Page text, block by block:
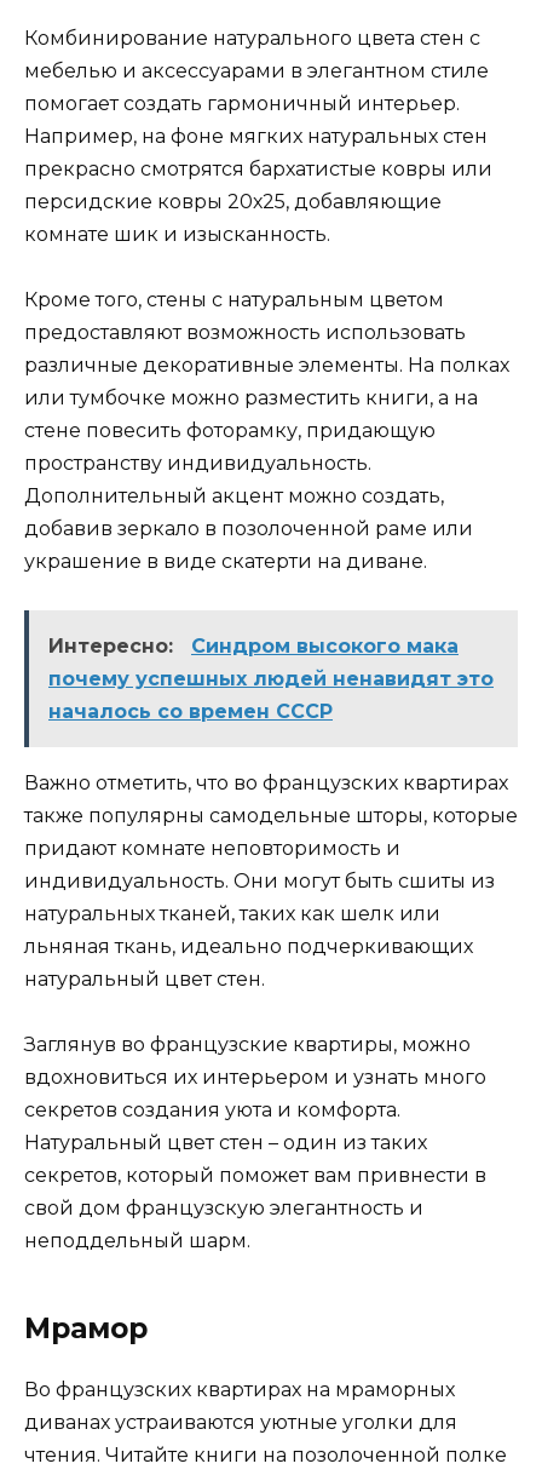
Комбинирование натурального цвета стен с
мебелью и аксессуарами в элегантном стиле
помогает создать гармоничный интерьер.
Например, на фоне мягких натуральных стен
прекрасно смотрятся бархатистые ковры или
персидские ковры 20х25, добавляющие
комнате шик и изысканность.
Кроме того, стены с натуральным цветом
предоставляют возможность использовать
различные декоративные элементы. На полках
или тумбочке можно разместить книги, а на
стене повесить фоторамку, придающую
пространству индивидуальность.
Дополнительный акцент можно создать,
добавив зеркало в позолоченной раме или
украшение в виде скатерти на диване.
Интересно:
Синдром высокого мака
почему успешных людей ненавидят это
началось со времен СССР
Важно отметить, что во французских квартирах
также популярны самодельные шторы, которые
придают комнате неповторимость и
индивидуальность. Они могут быть сшиты из
натуральных тканей, таких как шелк или
льняная ткань, идеально подчеркивающих
натуральный цвет стен.
Заглянув во французские квартиры, можно
вдохновиться их интерьером и узнать много
секретов создания уюта и комфорта.
Натуральный цвет стен – один из таких
секретов, который поможет вам привнести в
свой дом французскую элегантность и
неподдельный шарм.
Мрамор
Во французских квартирах на мраморных
диванах устраиваются уютные уголки для
чтения. Читайте книги на позолоченной полке